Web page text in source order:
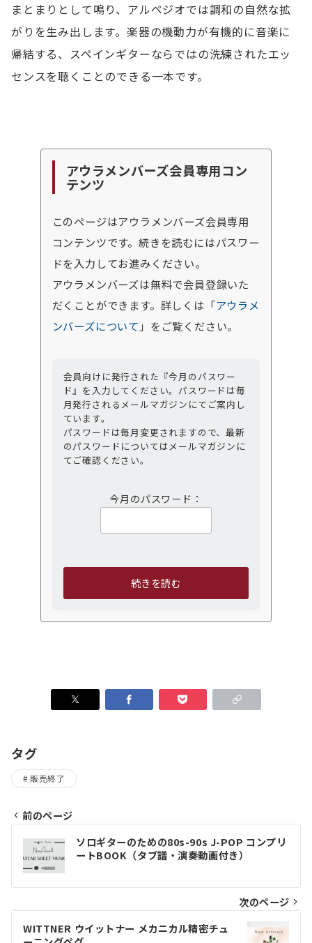
まとまりとして鳴り、アルペジオでは調和の自然な拡
がりを生み出します。楽器の機動力が有機的に音楽に
帰結する、スペインギターならではの洗練されたエッ
センスを聴くことのできる一本です。
アウラメンバーズ会員専用コン
テンツ
このページはアウラメンバーズ会員専用
コンテンツです。続きを読むにはパスワー
ドを入力してお進みください。
アウラメンバーズは無料で会員登録いた
だくことができます。詳しくは「アウラメ
ンバーズについて 」をご覧ください。
会員向けに発行された『今月のパスワー
ド』を入力してください。パスワードは毎
月発行されるメールマガジンにてご案内し
ています。
パスワードは毎月変更されますので、最新
のパスワードについてはメールマガジンに
てご確認ください。
今月のパスワード：
タグ
販売終了
投
稿
ナ
ビ
ゲ
前のページ
ソロギターのための80s-90s J-POP コンプリ
ートBOOK（タブ譜・演奏動画付き）
次のページ
WITTNER ウイットナー メカニカル精密チュ